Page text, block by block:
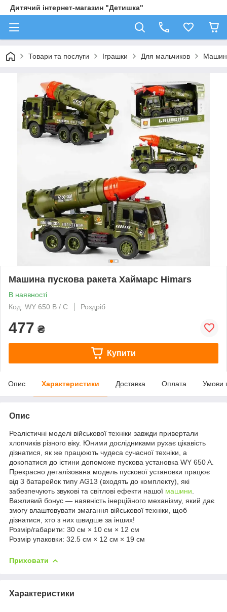
Дитячий інтернет-магазин "Детишка"
Товари та послуги Іграшки Для мальчиков
Машина пускова ракета Хаймарс Himars
В наявності
Код: WY 650 B / C
Роздріб
477 ₴
Купити
Опис Характеристики Доставка Оплата Умови
Опис
Реалістичні моделі військової техніки завжди привертали
хлопчиків різного віку. Юними дослідниками рухає цікавість
дізнатися, як же працюють чудеса сучасної техніки, а
докопатися до істини допоможе пускова установка WY 650 A.
Прекрасно деталізована модель пускової установки працює
від 3 батарейок типу AG13 (входять до комплекту), які
забезпечують звукові та світлові ефекти нашої машини
Важливий бонус — наявність інерційного механізму, який дає
змогу влаштовувати змагання військової техніки, щоб
дізнатися, хто з них швидше за інших!
Розмір/габарити: 30 см × 10 см × 12 см
Розмір упаковки: 32.5 см × 12 см × 19 см
Приховати
Характеристики